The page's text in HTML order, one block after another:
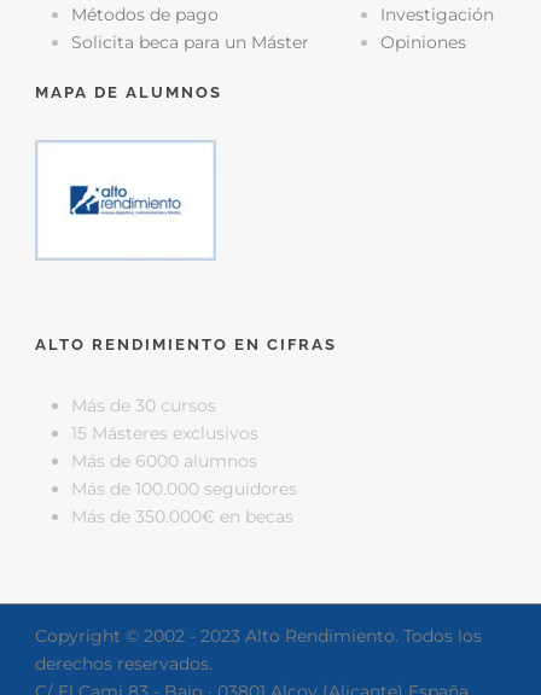
Métodos de pago
Solicita beca para un Máster
Investigación
Opiniones
MAPA DE ALUMNOS
ALTO RENDIMIENTO EN CIFRAS
Más de 30 cursos
15 Másteres exclusivos
Más de 6000 alumnos
Más de 100.000 seguidores
Más de 350.000€ en becas
Copyright © 2002 - 2023 Alto Rendimiento. Todos los
derechos reservados.